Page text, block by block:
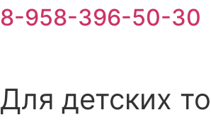
8-958-396-50-30
Для детских